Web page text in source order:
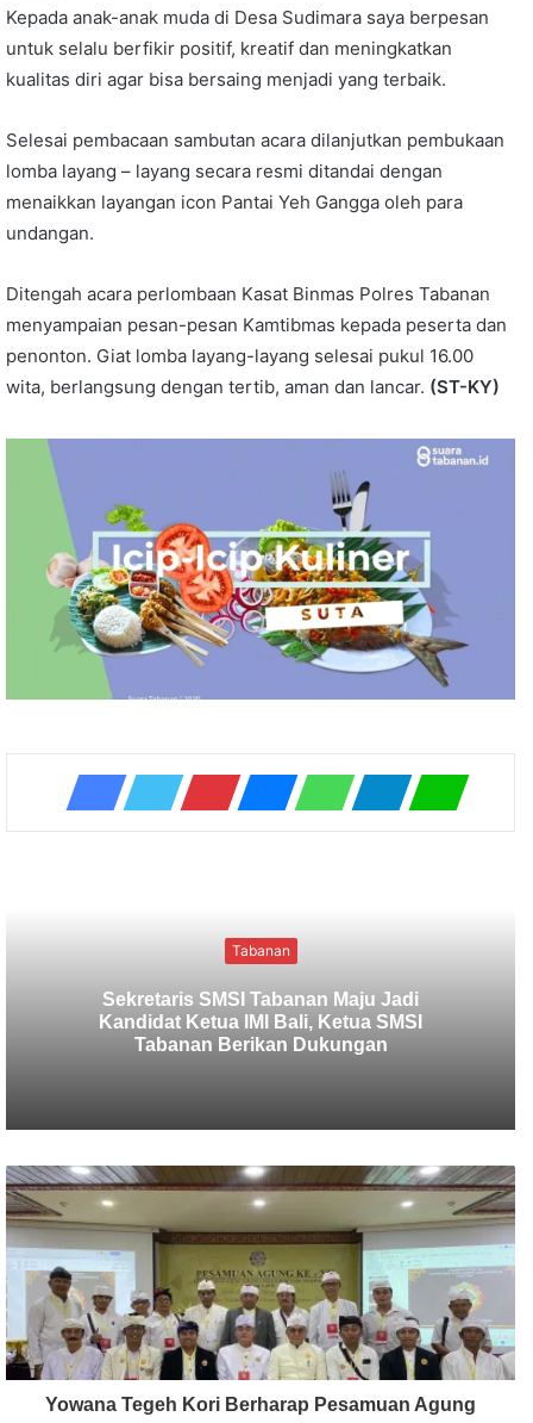
Kepada anak-anak muda di Desa Sudimara saya berpesan
untuk selalu berfikir positif, kreatif dan meningkatkan
kualitas diri agar bisa bersaing menjadi yang terbaik.
Selesai pembacaan sambutan acara dilanjutkan pembukaan
lomba layang – layang secara resmi ditandai dengan
menaikkan layangan icon Pantai Yeh Gangga oleh para
undangan.
Ditengah acara perlombaan Kasat Binmas Polres Tabanan
menyampaian pesan-pesan Kamtibmas kepada peserta dan
penonton. Giat lomba layang-layang selesai pukul 16.00
wita, berlangsung dengan tertib, aman dan lancar. (ST-KY)
Tabanan
Sekretaris SMSI Tabanan Maju Jadi
Kandidat Ketua IMI Bali, Ketua SMSI
Tabanan Berikan Dukungan
Yowana Tegeh Kori Berharap Pesamuan Agung